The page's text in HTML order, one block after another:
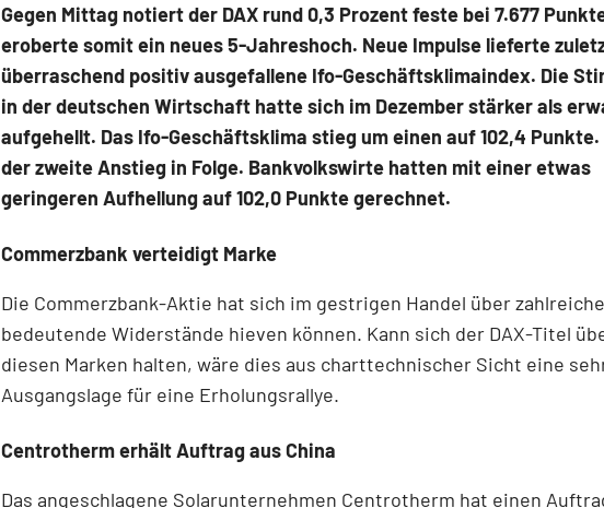
Gegen Mittag notiert der DAX rund 0,3 Prozent feste bei 7.677
eroberte somit ein neues 5-Jahreshoch. Neue Impulse lieferte
überraschend positiv ausgefallene Ifo-Geschäftsklimaindex. Die
in der deutschen Wirtschaft hatte sich im Dezember stärker als
aufgehellt. Das Ifo-Geschäftsklima stieg um einen auf 102,4 Punkte.
der zweite Anstieg in Folge. Bankvolkswirte hatten mit einer etwas
geringeren Aufhellung auf 102,0 Punkte gerechnet.
Commerzbank verteidigt Marke
Die Commerzbank-Aktie hat sich im gestrigen Handel über zahlreiche
bedeutende Widerstände hieven können. Kann sich der DAX-Titel
diesen Marken halten, wäre dies aus charttechnischer Sicht eine
Ausgangslage für eine Erholungsrallye.
Centrotherm erhält Auftrag aus China
Das angeschlagene Solarunternehmen Centrotherm hat einen